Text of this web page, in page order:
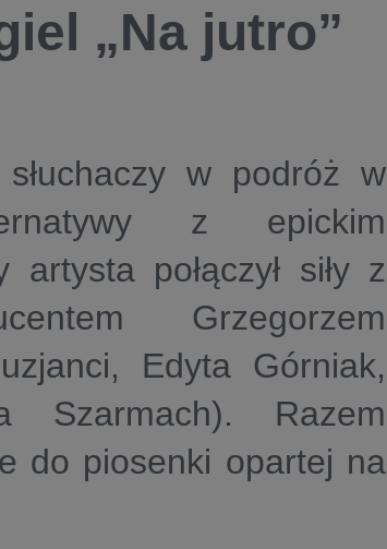
„Na jutro”
w podróż w
z epickim
artysta połączył siły z
Grzegorzem
Edyta Górniak,
Szarmach). Razem
do piosenki opartej na